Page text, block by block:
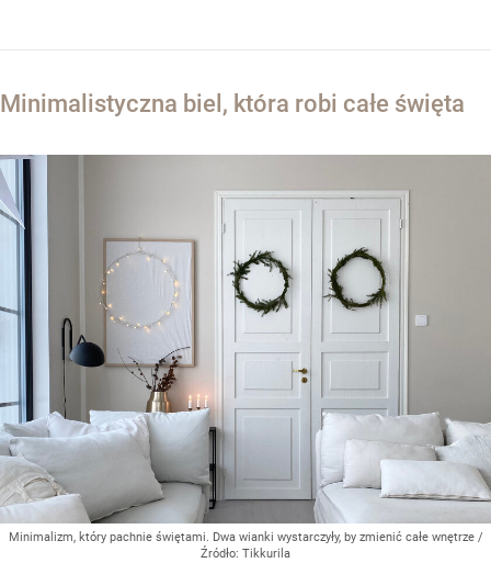
Minimalistyczna biel, która robi całe święta
Minimalizm, który pachnie świętami. Dwa wianki wystarczyły, by zmienić całe wnętrze /
Źródło: Tikkurila